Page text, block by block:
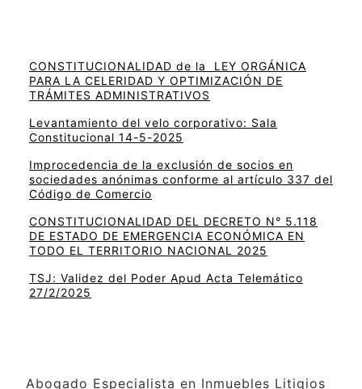
CONSTITUCIONALIDAD de la LEY ORGÁNICA
PARA LA CELERIDAD Y OPTIMIZACIÓN DE
TRÁMITES ADMINISTRATIVOS
Levantamiento del velo corporativo: Sala
Constitucional 14-5-2025
Improcedencia de la exclusión de socios en
sociedades anónimas conforme al artículo 337 del
Código de Comercio
CONSTITUCIONALIDAD DEL DECRETO N° 5.118
DE ESTADO DE EMERGENCIA ECONÓMICA EN
TODO EL TERRITORIO NACIONAL 2025
TSJ: Validez del Poder Apud Acta Telemático
27/2/2025
Abogado Especialista en Inmuebles Litigios